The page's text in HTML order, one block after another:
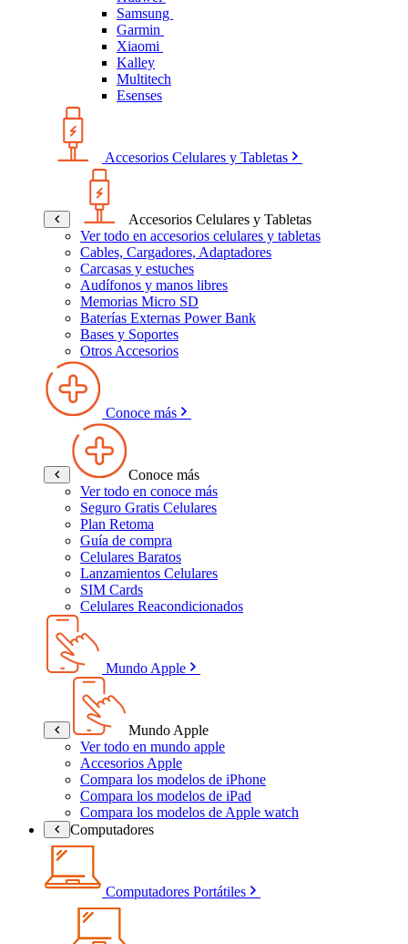
Samsung
Garmin
Xiaomi
Kalley
Multitech
Esenses
Accesorios Celulares y Tabletas
Accesorios Celulares y Tabletas
Ver todo en accesorios celulares y tabletas
Cables, Cargadores, Adaptadores
Carcasas y estuches
Audífonos y manos libres
Memorias Micro SD
Baterías Externas Power Bank
Bases y Soportes
Otros Accesorios
Conoce más
Conoce más
Ver todo en conoce más
Seguro Gratis Celulares
Plan Retoma
Guía de compra
Celulares Baratos
Lanzamientos Celulares
SIM Cards
Celulares Reacondicionados
Mundo Apple
Mundo Apple
Ver todo en mundo apple
Accesorios Apple
Compara los modelos de iPhone
Compara los modelos de iPad
Compara los modelos de Apple watch
Computadores
Computadores Portátiles